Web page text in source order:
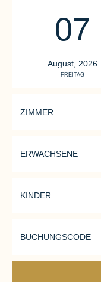
07
August, 2026
FREITAG
ZIMMER
ERWACHSENE
KINDER
BUCHUNGSCODE